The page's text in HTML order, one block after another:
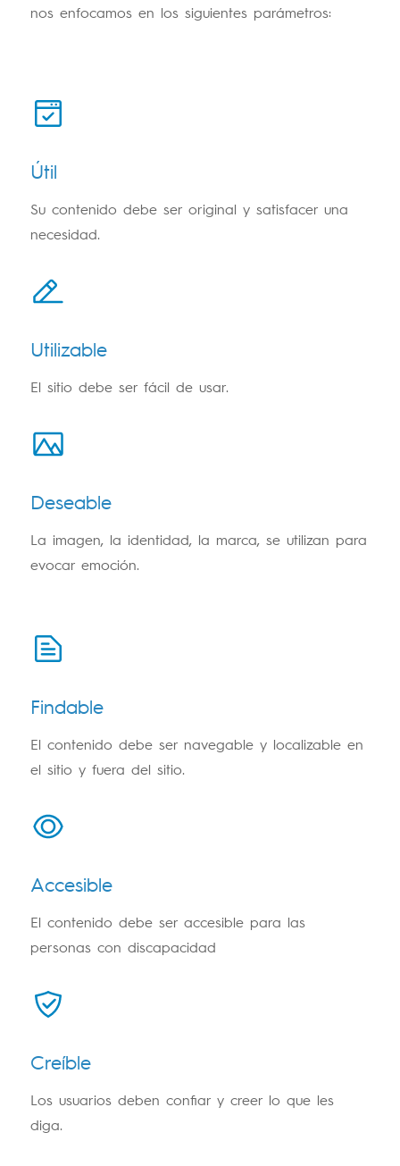
nos enfocamos en los siguientes parámetros:
Útil
Su contenido debe ser original y satisfacer una
necesidad.
Utilizable
El sitio debe ser fácil de usar.
Deseable
La imagen, la identidad, la marca, se utilizan para
evocar emoción.
Findable
El contenido debe ser navegable y localizable en
el sitio y fuera del sitio.
Accesible
El contenido debe ser accesible para las
personas con discapacidad
Creíble
Los usuarios deben confiar y creer lo que les
diga.